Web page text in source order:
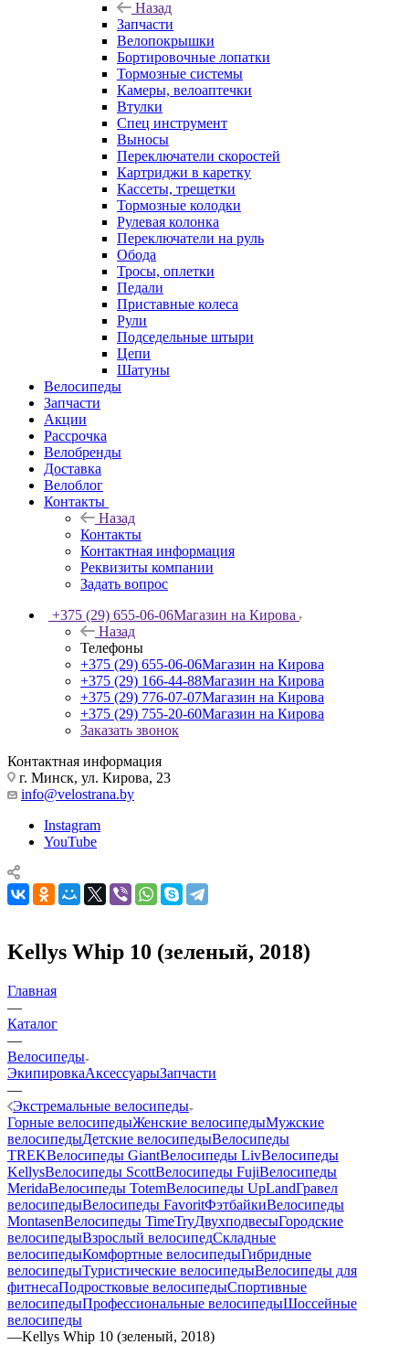
Назад
Запчасти
Велопокрышки
Бортировочные лопатки
Тормозные системы
Камеры, велоаптечки
Втулки
Спец инструмент
Выносы
Переключатели скоростей
Картриджи в каретку
Кассеты, трещетки
Тормозные колодки
Рулевая колонка
Переключатели на руль
Обода
Тросы, оплетки
Педали
Приставные колеса
Рули
Подседельные штыри
Цепи
Шатуны
Велосипеды
Запчасти
Акции
Рассрочка
Велобренды
Доставка
Велоблог
Контакты
Назад
Контакты
Контактная информация
Реквизиты компании
Задать вопрос
+375 (29) 655-06-06Магазин на Кирова
Назад
Телефоны
+375 (29) 655-06-06Магазин на Кирова
+375 (29) 166-44-88Магазин на Кирова
+375 (29) 776-07-07Магазин на Кирова
+375 (29) 755-20-60Магазин на Кирова
Заказать звонок
Контактная информация
г. Минск, ул. Кирова, 23
info@velostrana.by
Instagram
YouTube
Kellys Whip 10 (зеленый, 2018)
Главная
—
Каталог
—
Велосипеды
ЭкипировкаАксессуарыЗапчасти
—
Экстремальные велосипеды
Горные велосипедыЖенские велосипедыМужские
велосипедыДетские велосипедыВелосипеды
TREKВелосипеды GiantВелосипеды LivВелосипеды
KellysВелосипеды ScottВелосипеды FujiВелосипеды
MeridaВелосипеды TotemВелосипеды UpLandГравел
велосипедыВелосипеды FavoritФэтбайкиВелосипеды
MontasenВелосипеды TimeTryДвухподвесыГородские
велосипедыВзрослый велосипедСкладные
велосипедыКомфортные велосипедыГибридные
велосипедыТуристические велосипедыВелосипеды для
фитнесаПодростковые велосипедыСпортивные
велосипедыПрофессиональные велосипедыШоссейные
велосипеды
—Kellys Whip 10 (зеленый, 2018)